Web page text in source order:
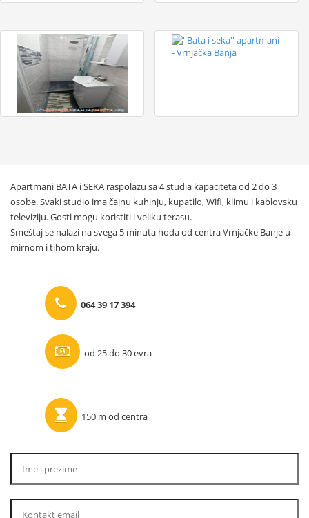
Apartmani BATA i SEKA raspolazu sa 4 studia kapaciteta od 2 do 3
osobe. Svaki studio ima čajnu kuhinju, kupatilo, Wifi, klimu i kablovsku
televiziju. Gosti mogu koristiti i veliku terasu.
Smeštaj se nalazi na svega 5 minuta hoda od centra Vrnjačke Banje u
mirnom i tihom kraju.
064 39 17 394
od 25 do 30 evra
150 m od centra